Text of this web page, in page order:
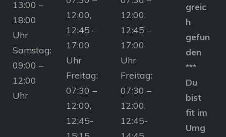
13:00 –
18:00
Uhr
Samstag:
09:00 –
12:00
Uhr
12:00,
12:45 –
17:00
Uhr
Freitag:
07:30 –
12:00,
12:45-
12:00,
12:45 –
17:00
Uhr
Freitag:
07:30 –
12:00,
12:45-
greic
h
gefun
den
***
Du
bist
fit im
Umg